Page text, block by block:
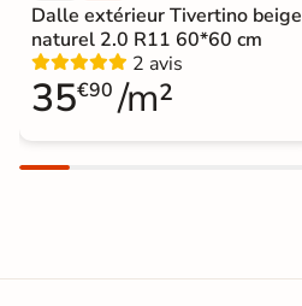
Dalle extérieur Tivertino beige
naturel 2.0 R11 60*60 cm
2 avis
35€90 /m²